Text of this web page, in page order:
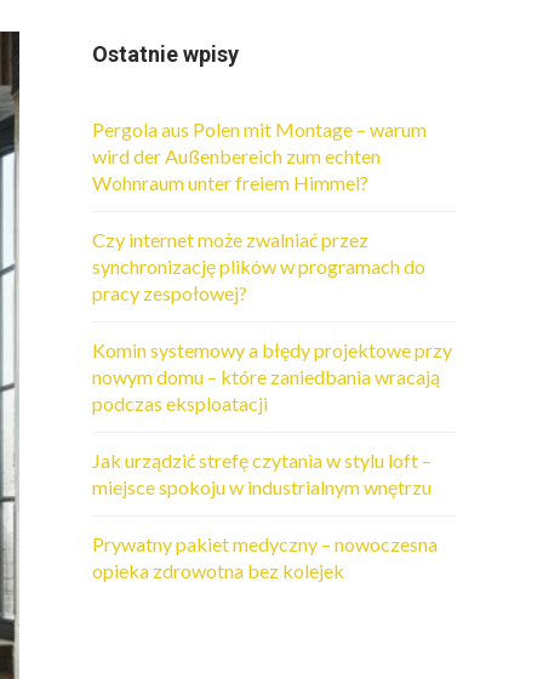
Ostatnie wpisy
Pergola aus Polen mit Montage – warum
wird der Außenbereich zum echten
Wohnraum unter freiem Himmel?
Czy internet może zwalniać przez
synchronizację plików w programach do
pracy zespołowej?
Komin systemowy a błędy projektowe przy
nowym domu – które zaniedbania wracają
podczas eksploatacji
Jak urządzić strefę czytania w stylu loft –
miejsce spokoju w industrialnym wnętrzu
Prywatny pakiet medyczny – nowoczesna
opieka zdrowotna bez kolejek